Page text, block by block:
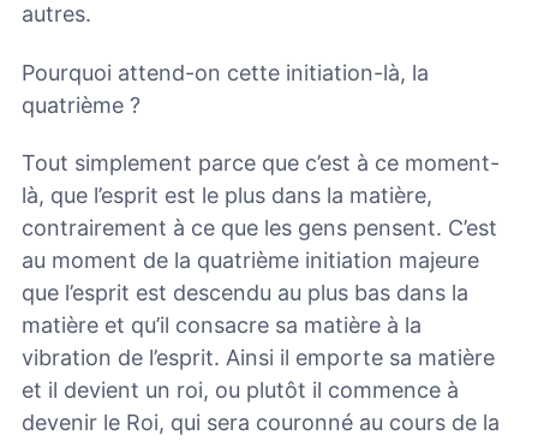
autres.
Pourquoi attend-on cette initiation-là, la
quatrième ?
Tout simplement parce que c’est à ce moment-
là, que l’esprit est le plus dans la matière,
contrairement à ce que les gens pensent. C’est
au moment de la quatrième initiation majeure
que l’esprit est descendu au plus bas dans la
matière et qu’il consacre sa matière à la
vibration de l’esprit. Ainsi il emporte sa matière
et il devient un roi, ou plutôt il commence à
devenir le Roi, qui sera couronné au cours de la